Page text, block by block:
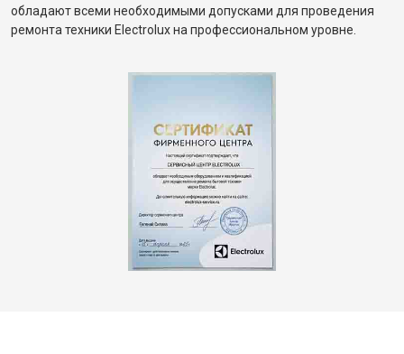
обладают всеми необходимыми допусками для проведения
ремонта техники Electrolux на профессиональном уровне.